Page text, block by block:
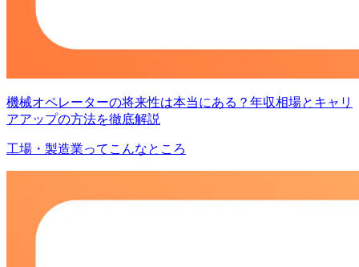
機械オペレーターの将来性は本当にある？年収相場とキャリ
アアップの方法を徹底解説
工場・製造業ってこんなところ